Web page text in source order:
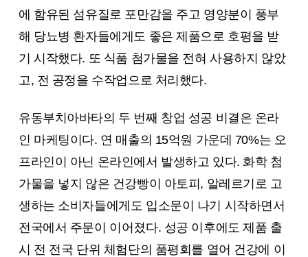
에 함유된 섬유질로 포만감을 주고 영양분이 풍부
해 당뇨병 환자들에게도 좋은 제품으로 호평을 받
기 시작했다. 또 식품 첨가물을 전혀 사용하지 않았
고, 전 공정을 수작업으로 처리했다.
유동부치아바타의 두 번째 창업 성공 비결은 온라
인 마케팅이다. 연 매출의 15억원 가운데 70%는 오
프라인이 아닌 온라인에서 발생하고 있다. 화학 첨
가물을 넣지 않은 건강빵이 아토피, 알레르기로 고
생하는 소비자들에게도 입소문이 나기 시작하면서
전국에서 주문이 이어졌다. 성공 이후에도 제품 출
시 전 전국 단위 체험단의 품평회를 열어 건강에 이